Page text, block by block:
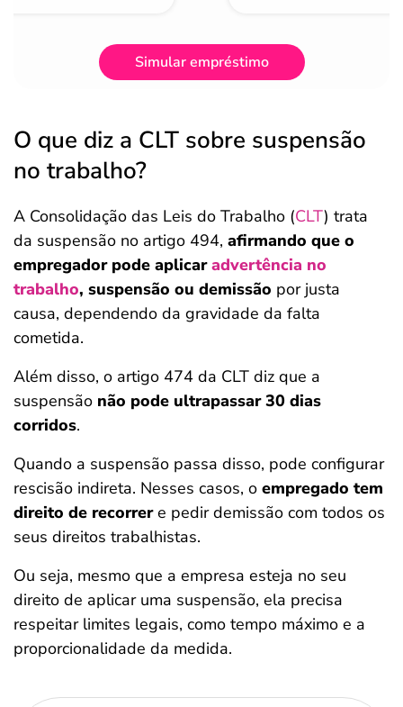
Simular empréstimo
O que diz a CLT sobre suspensão
no trabalho?
A Consolidação das Leis do Trabalho (CLT) trata
da suspensão no artigo 494, afirmando que o
empregador pode aplicaradvertência no
trabalho, suspensão ou demissão por justa
causa, dependendo da gravidade da falta
cometida.
Além disso, o artigo 474 da CLT diz que a
suspensão não pode ultrapassar 30 dias
corridos.
Quando a suspensão passa disso, pode configurar
rescisão indireta. Nesses casos, o empregado tem
direito de recorrere pedir demissão com todos os
seus direitos trabalhistas.
Ou seja, mesmo que a empresa esteja no seu
direito de aplicar uma suspensão, ela precisa
respeitar limites legais, como tempo máximo e a
proporcionalidade da medida.